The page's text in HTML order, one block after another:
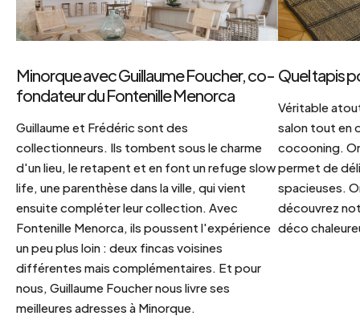
Minorque avec Guillaume Foucher, co-
fondateur du Fontenille Menorca
Guillaume et Frédéric sont des
collectionneurs. Ils tombent sous le charme
d'un lieu, le retapent et en font un refuge slow
life, une parenthèse dans la ville, qui vient
ensuite compléter leur collection. Avec
Fontenille Menorca, ils poussent l'expérience
un peu plus loin : deux fincas voisines
différentes mais complémentaires. Et pour
nous, Guillaume Foucher nous livre ses
meilleures adresses à Minorque.
Quel tapis
Véritable
salon tout en
cocooning.
permet de
spacieuses.
découvrez
déco